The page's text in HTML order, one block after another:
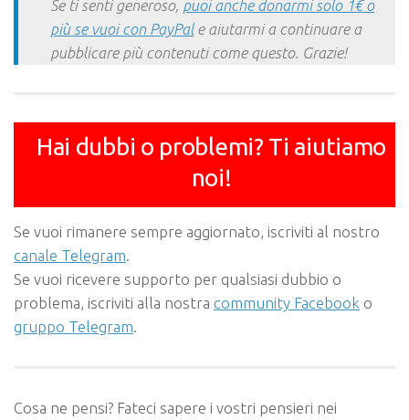
Se ti senti generoso, puoi anche donarmi solo 1€ o
più se vuoi con PayPale aiutarmi a continuare a
pubblicare più contenuti come questo. Grazie!
Hai dubbi o problemi? Ti aiutiamo
noi!
Se vuoi rimanere sempre aggiornato, iscriviti al nostro
canale Telegram.
Se vuoi ricevere supporto per qualsiasi dubbio o
problema, iscriviti alla nostra community Facebook o
gruppo Telegram.
Cosa ne pensi? Fateci sapere i vostri pensieri nei